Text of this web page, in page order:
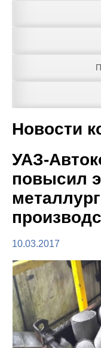
Новости
УАЗ-
повысил
10.03.2017